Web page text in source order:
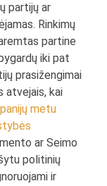
partijų ar
Rinkimų
partine
iki pat
prasižengimai
atvejais, kai
metu
ar Seimo
politinių
ir